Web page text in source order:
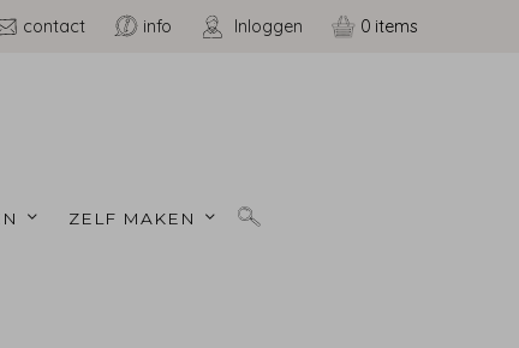
contact info Inloggen 0
ZELF MAKEN